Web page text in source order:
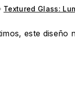
Textured Glass:
este diseño